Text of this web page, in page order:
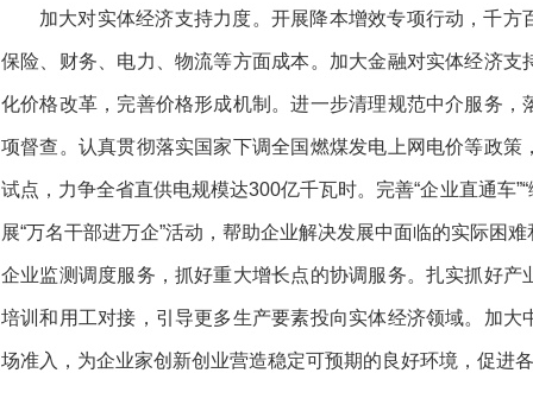
加大对实体经济支持力度。开展降本增效专项行动，千
保险、财务、电力、物流等方面成本。加大金融对实体经济
化价格改革，完善价格形成机制。进一步清理规范中介服务
项督查。认真贯彻落实国家下调全国燃煤发电上网电价等政
试点，力争全省直供电规模达300亿千瓦时。完善“企业直通车
展“万名干部进万企”活动，帮助企业解决发展中面临的实际困
企业监测调度服务，抓好重大增长点的协调服务。扎实抓好
培训和用工对接，引导更多生产要素投向实体经济领域。加
场准入，为企业家创新创业营造稳定可预期的良好环境，促进